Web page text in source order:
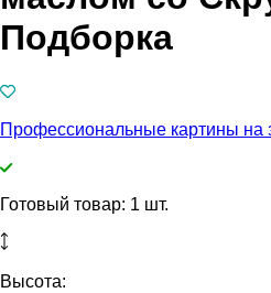
Подборка
Профессиональные картины на
Готовый товар: 1 шт.
Высота: